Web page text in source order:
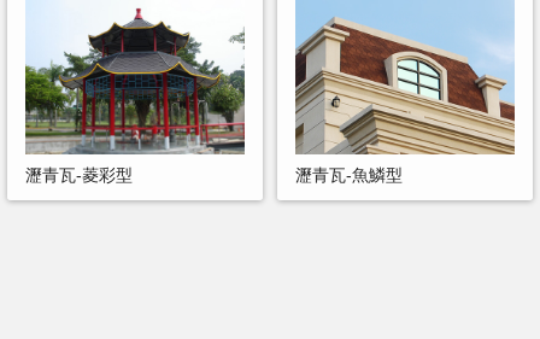
瀝青瓦-菱彩型 瀝青瓦-魚鱗型